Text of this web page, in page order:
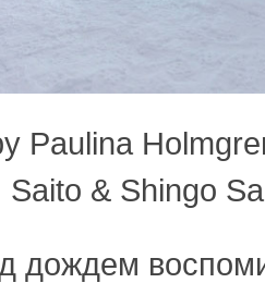
Paulina
Saito & Shingo
дождем